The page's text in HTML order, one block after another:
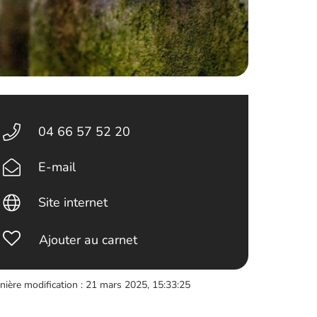
04 66 57 52 20
E-mail
Site internet
Ajouter au carnet
modification : 21 mars 2025, 15:33:25